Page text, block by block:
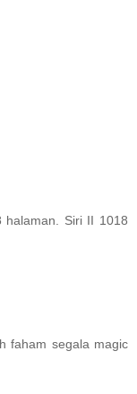
halaman. Siri II 1018
faham segala magic